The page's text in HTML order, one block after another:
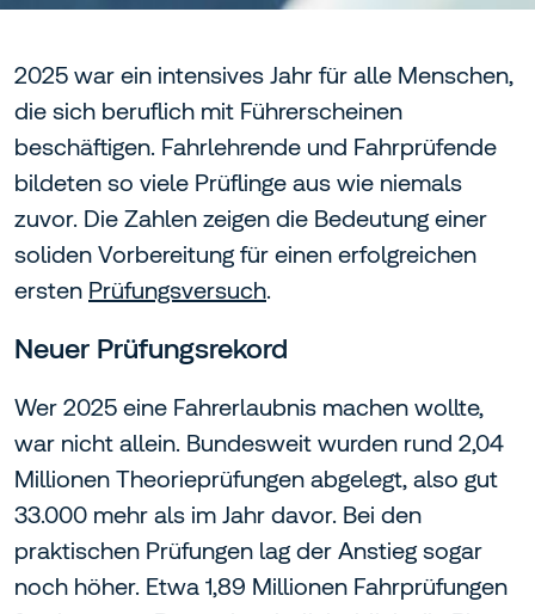
2025 war ein intensives Jahr für alle Menschen,
die sich beruflich mit Führerscheinen
beschäftigen. Fahrlehrende und Fahrprüfende
bildeten so viele Prüflinge aus wie niemals
zuvor. Die Zahlen zeigen die Bedeutung einer
soliden Vorbereitung für einen erfolgreichen
ersten Prüfungsversuch.
Neuer Prüfungsrekord
Wer 2025 eine Fahrerlaubnis machen wollte,
war nicht allein. Bundesweit wurden rund 2,04
Millionen Theorieprüfungen abgelegt, also gut
33.000 mehr als im Jahr davor. Bei den
praktischen Prüfungen lag der Anstieg sogar
noch höher. Etwa 1,89 Millionen Fahrprüfungen